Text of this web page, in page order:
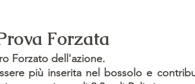
Forzata
Forzato dell'azione.
più inserita nel bossolo e